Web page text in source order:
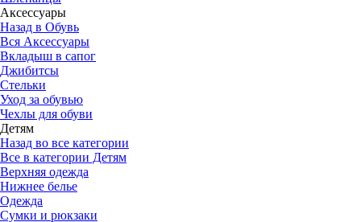
Аксессуары
Назад в Обувь
Вся Аксессуары
Вкладыш в сапог
Джибитсы
Стельки
Уход за обувью
Чехлы для обуви
Детям
Назад во все категории
Все в категории Детям
Верхняя одежда
Нижнее белье
Одежда
Сумки и рюкзаки